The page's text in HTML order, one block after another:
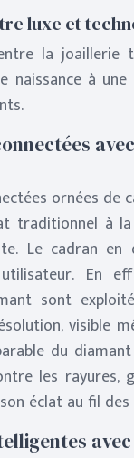
luxe et
la joaillerie
naissance à
ornées de
traditionnel à
Le cadran en
En
sont
visible
du
les rayures,
éclat au fil des
avec